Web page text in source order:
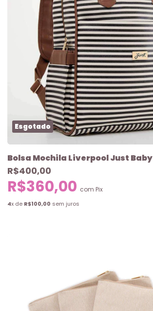
Esgotado
Bolsa Mochila Liverpool Just Baby
R$400,00
R$360,00 com Pix
4x de R$100,00 sem juros